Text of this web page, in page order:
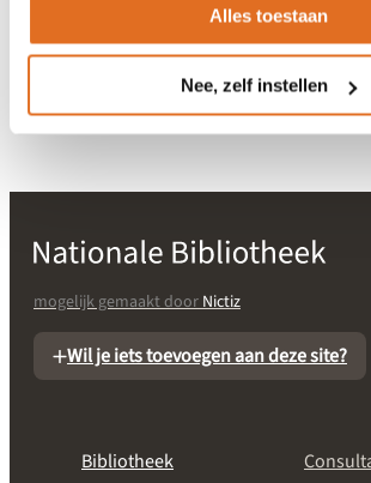
Alles toestaan
Nee, zelf instellen
Gerelateerd aan EHDS
-
mogelijk gemaakt doorNictiz
Wil je iets toevoegen aan deze site?
Bibliotheek